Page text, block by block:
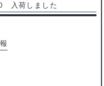
g
入荷しました